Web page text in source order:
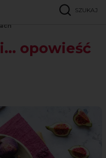
SZUKAJ
opowieść
Pinterest